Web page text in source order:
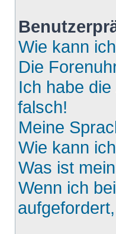
Wie kann
Die
Ich habe
falsch!
Meine
Wie kann
Was ist
Wenn ich